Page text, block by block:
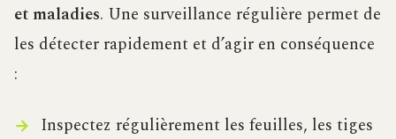
et maladies. Une surveillance régulière permet de
les détecter rapidement et d’agir en conséquence
:
Inspectez régulièrement les feuilles, les tiges